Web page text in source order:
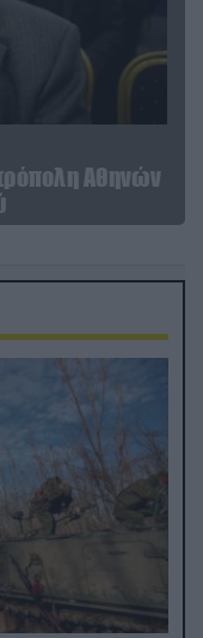
Αθηνών